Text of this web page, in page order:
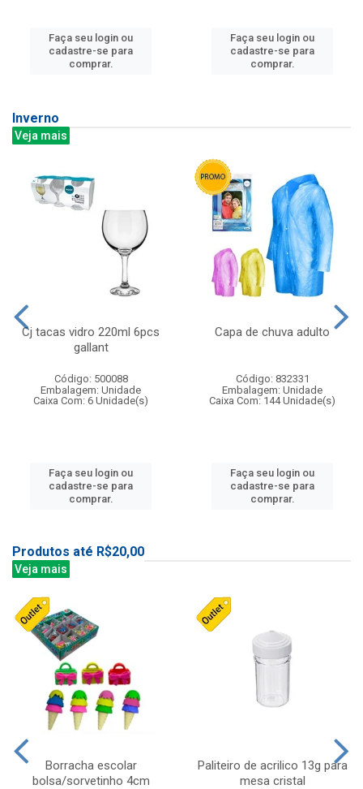
Faça seu login ou
cadastre-se para
comprar.
Faça seu login ou
cadastre-se para
comprar.
Inverno
Veja mais
Cj tacas vidro 220ml 6pcs
gallant
Código: 500088
Embalagem: Unidade
Caixa Com: 6 Unidade(s)
Faça seu login ou
cadastre-se para
comprar.
Capa de chuva adulto
Código: 832331
Embalagem: Unidade
Caixa Com: 144 Unidade(s)
Faça seu login ou
cadastre-se para
comprar.
Produtos até R$20,00
Veja mais
Borracha escolar
bolsa/sorvetinho 4cm
Paliteiro de acrilico 13g para
mesa cristal